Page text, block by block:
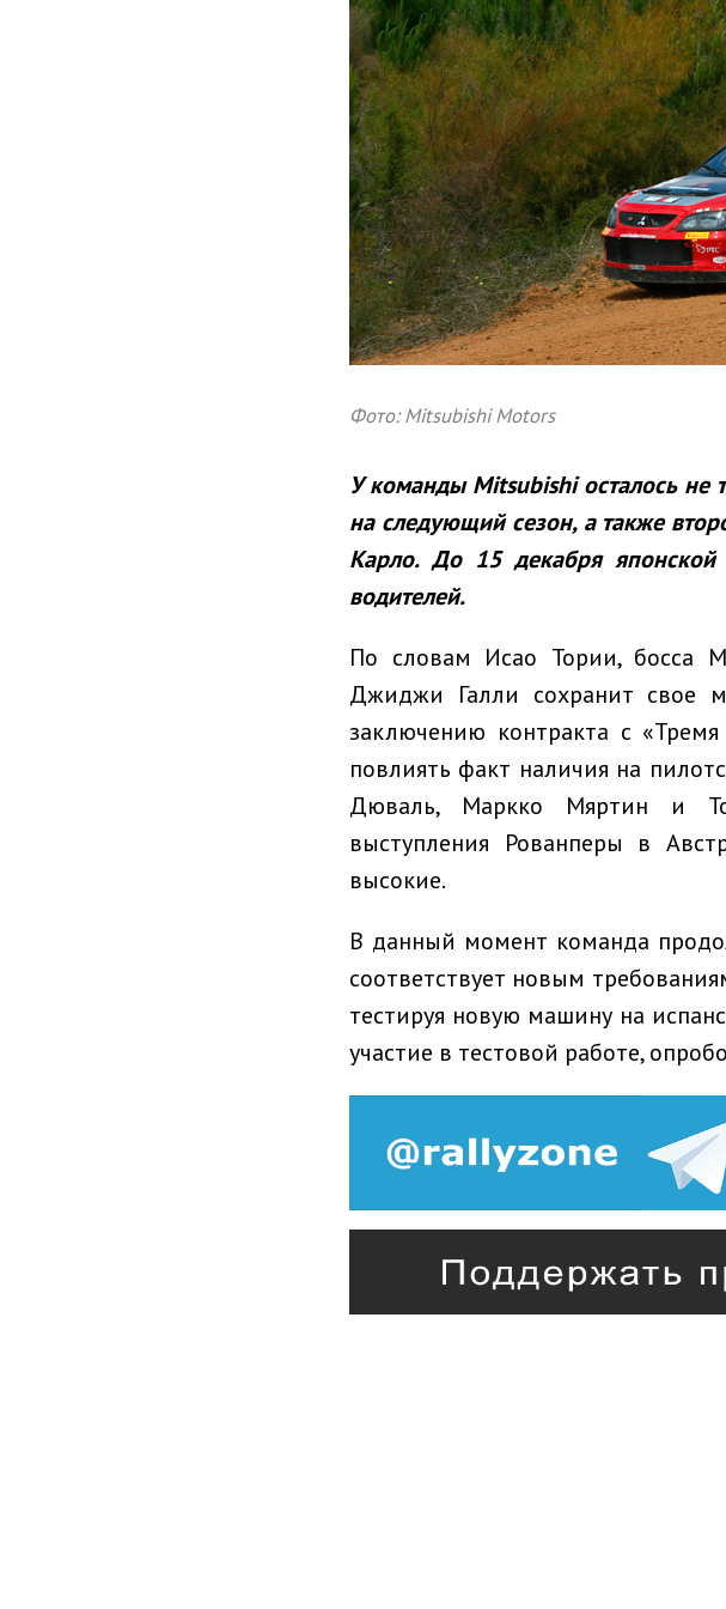
Фото: Mitsubishi Motors
У команды Mitsubishi осталось не
на следующий сезон, а также
Карло. До 15 декабря японской
водителей.
По словам Исао Тории, босса
Джиджи Галли сохранит свое
заключению контракта с
повлиять факт наличия на
Дюваль, Маркко Мяртин и
выступления Рованперы в
высокие.
В данный момент команда
соответствует новым
тестируя новую машину на
участие в тестовой работе,